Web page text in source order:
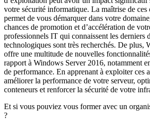
votre sécurité informatique. La maîtrise de ces
permet de vous démarquer dans votre
chances de promotion et d’accélération de
professionnels IT qui connaissent les derniers
technologiques sont très recherchés. De plus,
offre une multitude de nouvelles
rapport à Windows Server 2016, notamment
de performance. En apprenant à exploiter ces
améliorer la performance de votre serveur,
conteneurs et renforcer la sécurité de votre
Et si vous pouviez vous former avec un
?